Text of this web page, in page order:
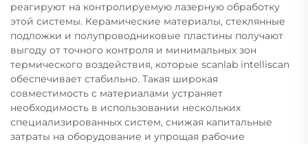
реагируют на контролируемую лазерную обработку
этой системы. Керамические материалы, стеклянные
подложки и полупроводниковые пластины получают
выгоду от точного контроля и минимальных зон
термического воздействия, которые scanlab intelliscan
обеспечивает стабильно. Такая широкая
совместимость с материалами устраняет
необходимость в использовании нескольких
специализированных систем, снижая капитальные
затраты на оборудование и упрощая рабочие